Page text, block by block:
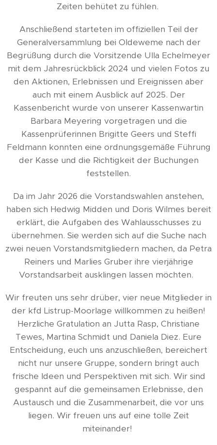
Zeiten behütet zu fühlen.
Anschließend starteten im offiziellen Teil der
Generalversammlung bei Oldeweme nach der
Begrüßung durch die Vorsitzende Ulla Echelmeyer
mit dem Jahresrückblick 2024 und vielen Fotos zu
den Aktionen, Erlebnissen und Ereignissen aber
auch mit einem Ausblick auf 2025. Der
Kassenbericht wurde von unserer Kassenwartin
Barbara Meyering vorgetragen und die
Kassenprüferinnen Brigitte Geers und Steffi
Feldmann konnten eine ordnungsgemäße Führung
der Kasse und die Richtigkeit der Buchungen
feststellen.
Da im Jahr 2026 die Vorstandswahlen anstehen,
haben sich Hedwig Midden und Doris Wilmes bereit
erklärt, die Aufgaben des Wahlausschusses zu
übernehmen. Sie werden sich auf die Suche nach
zwei neuen Vorstandsmitgliedern machen, da Petra
Reiners und Marlies Gruber ihre vierjährige
Vorstandsarbeit ausklingen lassen möchten.
Wir freuten uns sehr drüber, vier neue Mitglieder in
der kfd Listrup-Moorlage willkommen zu heißen!
Herzliche Gratulation an Jutta Rasp, Christiane
Tewes, Martina Schmidt und Daniela Diez. Eure
Entscheidung, euch uns anzuschließen, bereichert
nicht nur unsere Gruppe, sondern bringt auch
frische Ideen und Perspektiven mit sich. Wir sind
gespannt auf die gemeinsamen Erlebnisse, den
Austausch und die Zusammenarbeit, die vor uns
liegen. Wir freuen uns auf eine tolle Zeit
miteinander!